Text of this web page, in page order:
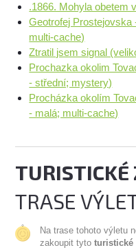
.1866. Mohyla obetem
Geotrofej
multi-cache)
Ztratil jsem signal
Prochazka okolim
- střední; mystery)
Procházka okolím
- malá; multi-cache)
TRASE
Na trase tohoto výletu
zakoupit tytoturistické